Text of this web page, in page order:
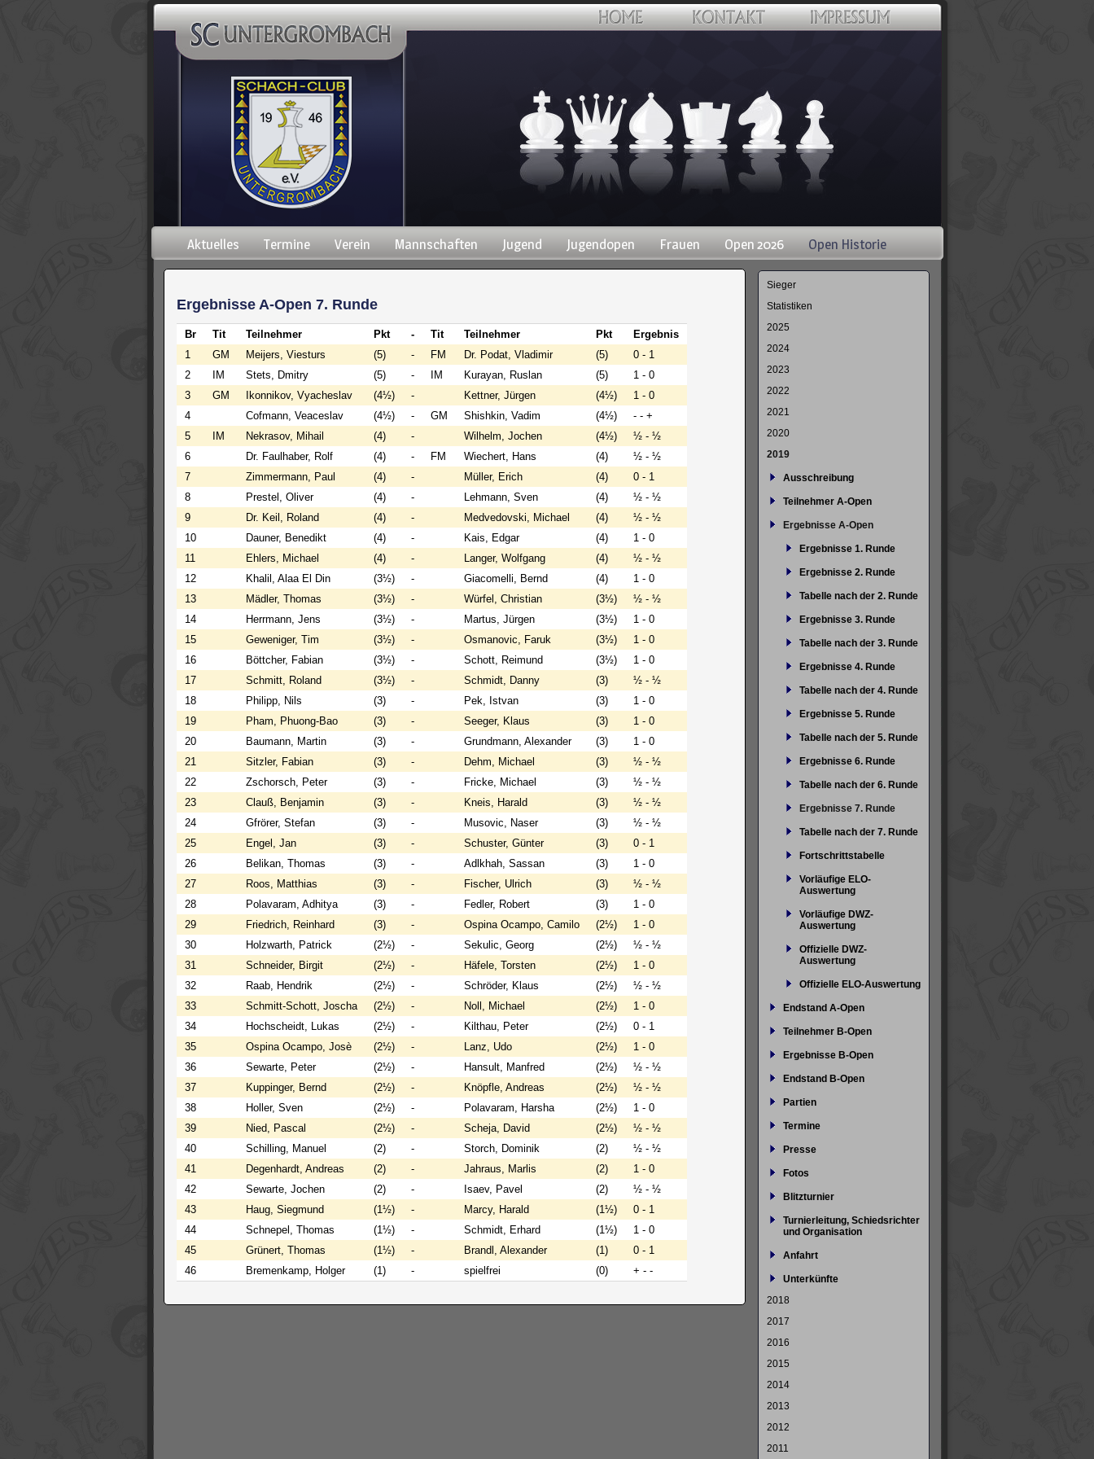
Navigation
überspringen
Aktuelles Termine Verein Mannschaften Jugend Jugendopen Frauen Open 2026 Open Historie
Ergebnisse A-Open 7. Runde
Br Tit Teilnehmer Pkt - Tit Teilnehmer Pkt
Ergebnis
1
GM Meijers, Viesturs (5) - FM Dr. Podat, Vladimir (5)
0 - 1
2
IM Stets, Dmitry (5) - IM Kurayan, Ruslan (5)
1 - 0
3
GM Ikonnikov, Vyacheslav (4½) - Kettner, Jürgen (4½)
1 - 0
4
Cofmann, Veaceslav (4½) - GM Shishkin, Vadim (4½)
- - +
5
IM Nekrasov, Mihail (4) - Wilhelm, Jochen (4½)
½ - ½
6
Dr. Faulhaber, Rolf (4) - FM Wiechert, Hans (4)
½ - ½
7
Zimmermann, Paul (4) - Müller, Erich (4)
0 - 1
8
Prestel, Oliver (4) - Lehmann, Sven (4)
½ - ½
9
Dr. Keil, Roland (4) - Medvedovski, Michael (4)
½ - ½
10
Dauner, Benedikt (4) - Kais, Edgar (4)
1 - 0
11
Ehlers, Michael (4) - Langer, Wolfgang (4)
½ - ½
12
Khalil, Alaa El Din (3½) - Giacomelli, Bernd (4)
1 - 0
13
Mädler, Thomas (3½) - Würfel, Christian (3½)
½ - ½
14
Herrmann, Jens (3½) - Martus, Jürgen (3½)
1 - 0
15
Geweniger, Tim (3½) - Osmanovic, Faruk (3½)
1 - 0
16
Böttcher, Fabian (3½) - Schott, Reimund (3½)
1 - 0
17
Schmitt, Roland (3½) - Schmidt, Danny (3)
½ - ½
18
Philipp, Nils (3) - Pek, Istvan (3)
1 - 0
19
Pham, Phuong-Bao (3) - Seeger, Klaus (3)
1 - 0
20
Baumann, Martin (3) - Grundmann, Alexander (3)
1 - 0
21
Sitzler, Fabian (3) - Dehm, Michael (3)
½ - ½
22
Zschorsch, Peter (3) - Fricke, Michael (3)
½ - ½
23
Clauß, Benjamin (3) - Kneis, Harald (3)
½ - ½
24
Gfrörer, Stefan (3) - Musovic, Naser (3)
½ - ½
25
Engel, Jan (3) - Schuster, Günter (3)
0 - 1
26
Belikan, Thomas (3) - Adlkhah, Sassan (3)
1 - 0
27
Roos, Matthias (3) - Fischer, Ulrich (3)
½ - ½
28
Polavaram, Adhitya (3) - Fedler, Robert (3)
1 - 0
29
Friedrich, Reinhard (3) - Ospina Ocampo, Camilo (2½)
1 - 0
30
Holzwarth, Patrick (2½) - Sekulic, Georg (2½)
½ - ½
31
Schneider, Birgit (2½) - Häfele, Torsten (2½)
1 - 0
32
Raab, Hendrik (2½) - Schröder, Klaus (2½)
½ - ½
33
Schmitt-Schott, Joscha (2½) - Noll, Michael (2½)
1 - 0
34
Hochscheidt, Lukas (2½) - Kilthau, Peter (2½)
0 - 1
35
Ospina Ocampo, Josè (2½) - Lanz, Udo (2½)
1 - 0
36
Sewarte, Peter (2½) - Hansult, Manfred (2½)
½ - ½
37
Kuppinger, Bernd (2½) - Knöpfle, Andreas (2½)
½ - ½
38
Holler, Sven (2½) - Polavaram, Harsha (2½)
1 - 0
39
Nied, Pascal (2½) - Scheja, David (2½)
½ - ½
40
Schilling, Manuel (2) - Storch, Dominik (2)
½ - ½
41
Degenhardt, Andreas (2) - Jahraus, Marlis (2)
1 - 0
42
Sewarte, Jochen (2) - Isaev, Pavel (2)
½ - ½
43
Haug, Siegmund (1½) - Marcy, Harald (1½)
0 - 1
44
Schnepel, Thomas (1½) - Schmidt, Erhard (1½)
1 - 0
45
Grünert, Thomas (1½) - Brandl, Alexander (1)
0 - 1
46
Bremenkamp, Holger (1) - spielfrei (0) + - -
Navigation
Sieger
Statistiken
2025
2024
2023
2022
2021
2020
2019
Ausschreibung
Teilnehmer A-Open
Ergebnisse A-Open
Ergebnisse 1. Runde
Ergebnisse 2. Runde
Tabelle nach der 2. Runde
Ergebnisse 3. Runde
Tabelle nach der 3. Runde
Ergebnisse 4. Runde
Tabelle nach der 4. Runde
Ergebnisse 5. Runde
Tabelle nach der 5. Runde
Ergebnisse 6. Runde
Tabelle nach der 6. Runde
Ergebnisse 7. Runde
Tabelle nach der 7. Runde
Fortschrittstabelle
Vorläufige ELO-
Auswertung
Vorläufige DWZ-
Auswertung
Offizielle DWZ-
Auswertung
Offizielle ELO-Auswertung
Endstand A-Open
Teilnehmer B-Open
Ergebnisse B-Open
Endstand B-Open
Partien
Termine
Presse
Fotos
Blitzturnier
Turnierleitung, Schiedsrichter
und Organisation
Anfahrt
Unterkünfte
2018
2017
2016
2015
2014
2013
2012
2011